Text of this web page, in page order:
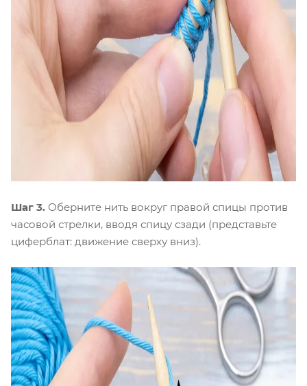
Шаг 3. Оберните нить вокруг правой спицы против
часовой стрелки, вводя спицу сзади (представьте
циферблат: движение сверху вниз).